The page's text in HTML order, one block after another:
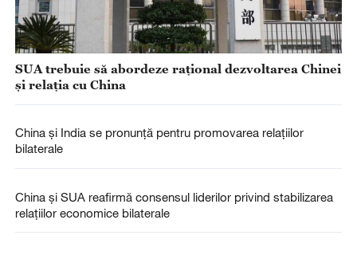
SUA trebuie să abordeze rațional dezvoltarea Chinei
și relația cu China
China și India se pronunță pentru promovarea relațiilor
bilaterale
China și SUA reafirmă consensul liderilor privind stabilizarea
relațiilor economice bilaterale